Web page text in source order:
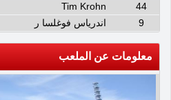
44
Tim Krohn
9
اندرياس فوغلسا ر
معلومات عن الملعب